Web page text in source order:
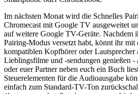
Im nächsten Monat wird die Schnelles
Chromecast mit Google TV ausgeweitet
auf weitere Google TV-Geräte. Nachdem
Pairing-Modus versetzt habt, könnt ihr mit
kompatiblen Kopfhörer oder Lautsprecher
Lieblingsfilme und -sendungen genießen -
oder euer Partner neben euch ein Buch
Steuerelementen für die Audioausgabe
einfach zum Standard-TV-Ton